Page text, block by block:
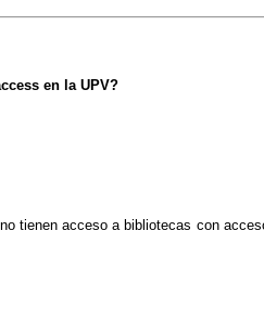
en la UPV?
tienen acceso a bibliotecas con